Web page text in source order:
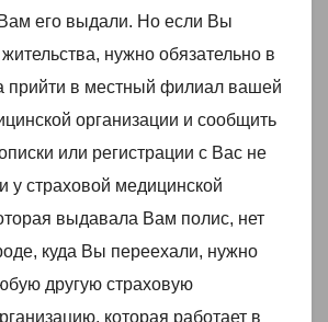
его выдали. Но если Вы
нужно обязательно в
прийти в местный филиал вашей
организации и сообщить
или регистрации с Вас не
у страховой медицинской
выдавала Вам полис, нет
куда Вы переехали, нужно
другую страховую
которая работает в